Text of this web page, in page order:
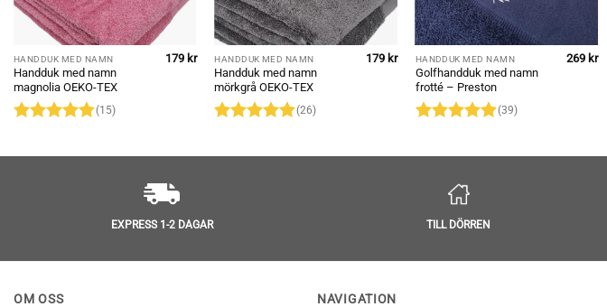
HANDDUK MED NAMN
Handduk med namn
magnolia OEKO-TEX
(15)
179 kr HANDDUK MED NAMN
Handduk med namn
mörkgrå OEKO-TEX
(26)
179 kr HANDDUK MED NAMN
Golfhandduk med namn
frotté – Preston
(39)
269 kr
EXPRESS 1-2 DAGAR TILL DÖRREN
OM OSS NAVIGATION